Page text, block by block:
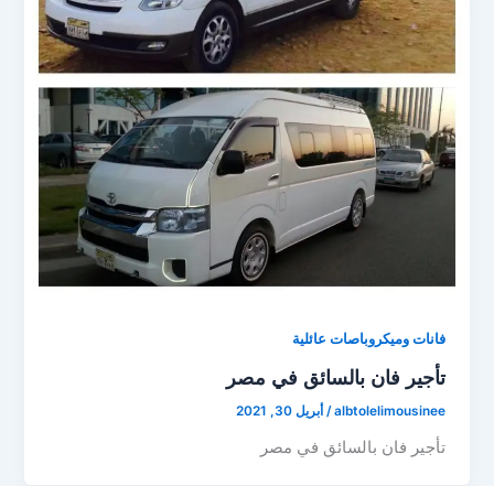
فانات وميكروباصات عائلية
تأجير فان بالسائق في مصر
albtolelimousinee
/ أبريل 30, 2021
تأجير فان بالسائق في مصر